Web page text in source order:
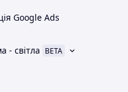
Google Ads
- світла BETA